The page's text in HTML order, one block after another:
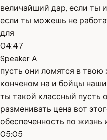
величайший дар, если ты
если ты можешь не
для
04:47
Speaker A
пусть они ломятся в
конченом на и бойцы
ты такой классный пусть
разменивать цена вот
обеспеченность по жизнь
05:05